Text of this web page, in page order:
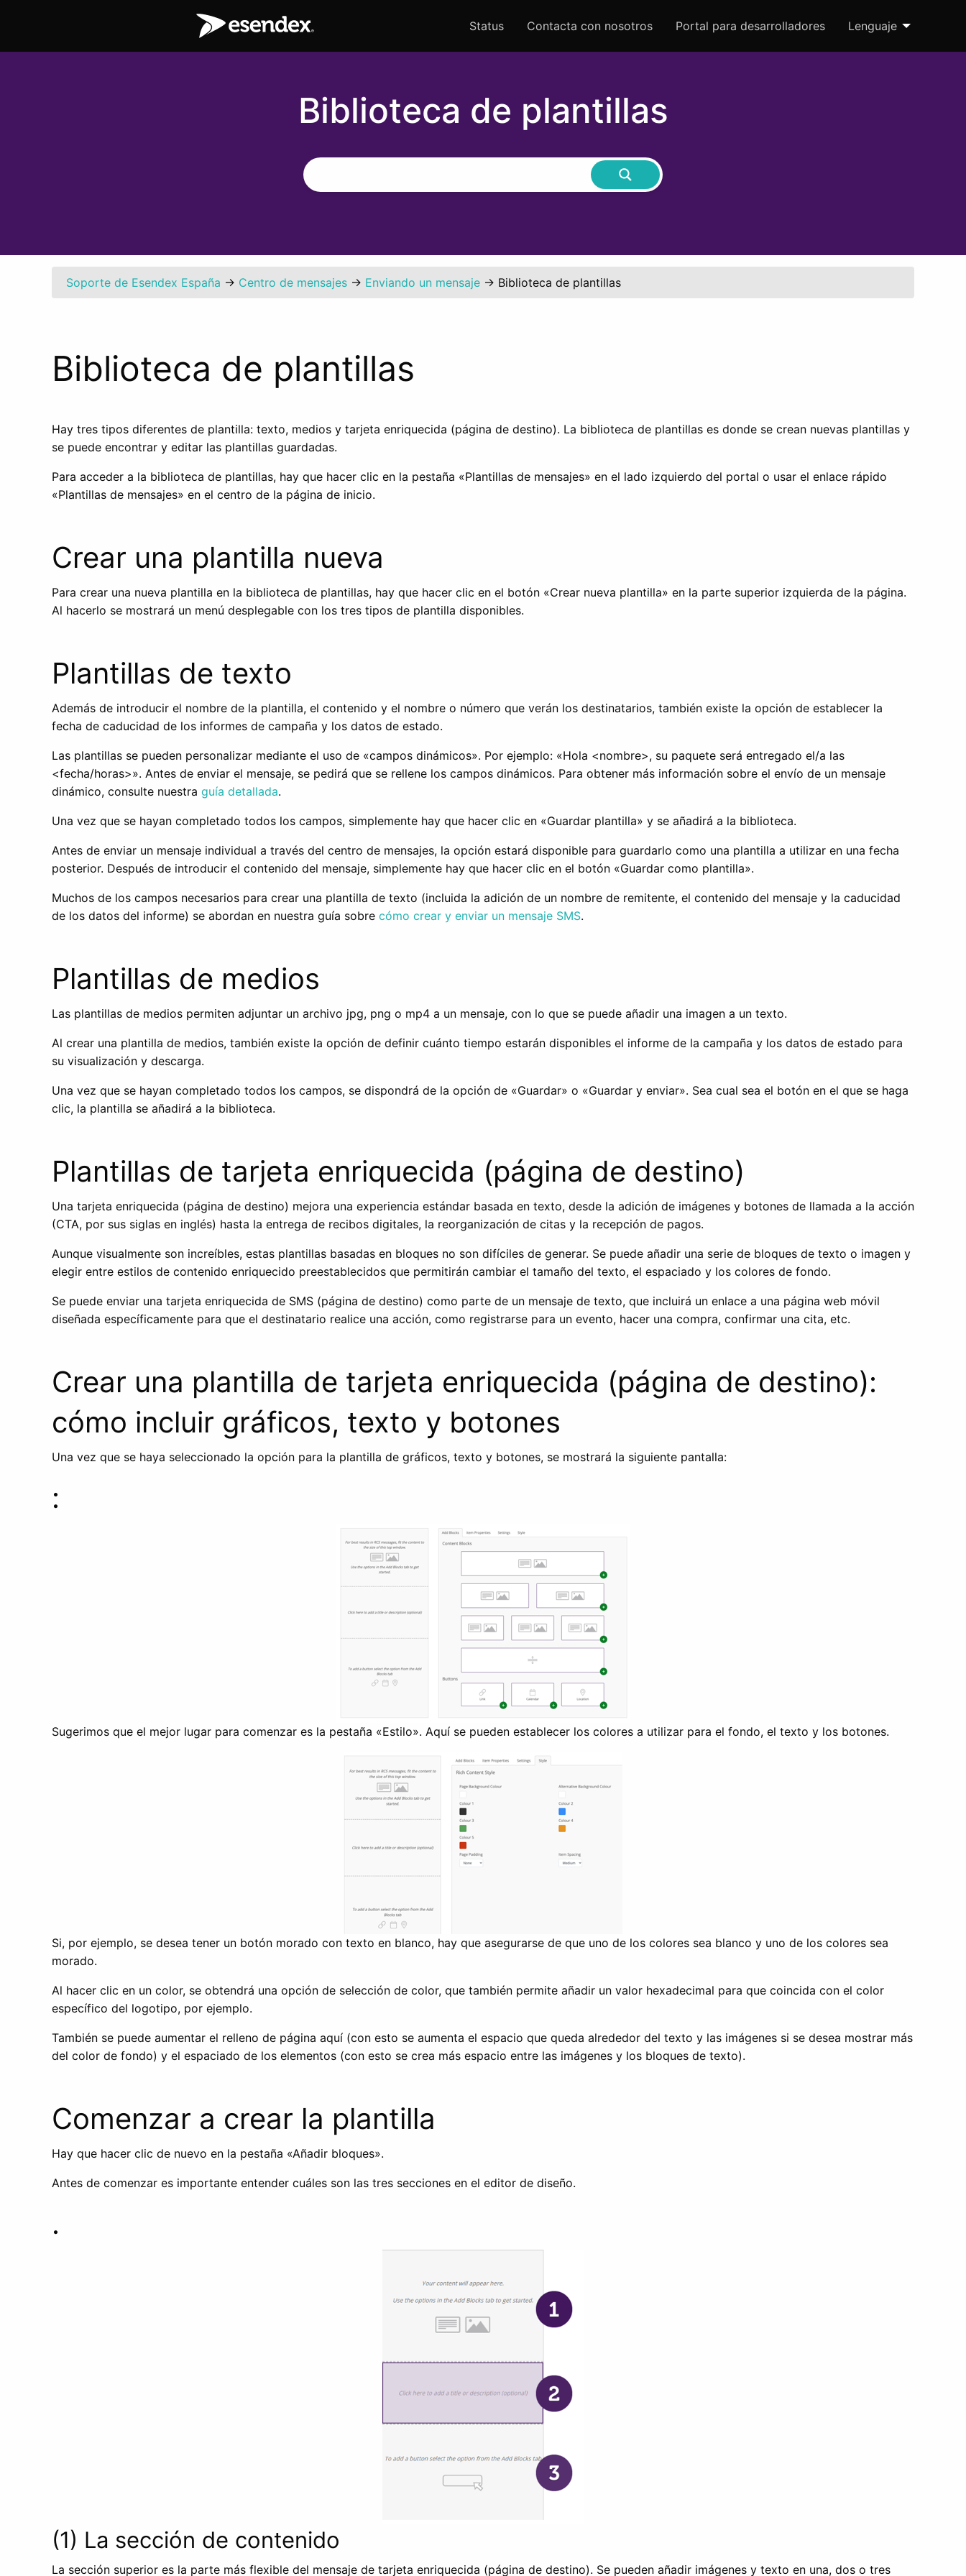
Status Contacta con nosotros Portal para desarrolladores Lenguaje
Biblioteca de plantillas
Soporte de Esendex España → Centro de mensajes → Enviando un mensaje → Biblioteca de plantillas
Biblioteca de plantillas
Hay tres tipos diferentes de plantilla: texto, medios y tarjeta enriquecida (página de destino). La biblioteca de plantillas es donde se crean nuevas plantillas y
se puede encontrar y editar las plantillas guardadas.
Para acceder a la biblioteca de plantillas, hay que hacer clic en la pestaña «Plantillas de mensajes» en el lado izquierdo del portal o usar el enlace rápido
«Plantillas de mensajes» en el centro de la página de inicio.
Crear una plantilla nueva
Para crear una nueva plantilla en la biblioteca de plantillas, hay que hacer clic en el botón «Crear nueva plantilla» en la parte superior izquierda de la página.
Al hacerlo se mostrará un menú desplegable con los tres tipos de plantilla disponibles.
Plantillas de texto
Además de introducir el nombre de la plantilla, el contenido y el nombre o número que verán los destinatarios, también existe la opción de establecer la
fecha de caducidad de los informes de campaña y los datos de estado.
Las plantillas se pueden personalizar mediante el uso de «campos dinámicos». Por ejemplo: «Hola <nombre>, su paquete será entregado el/a las
<fecha/horas>». Antes de enviar el mensaje, se pedirá que se rellene los campos dinámicos. Para obtener más información sobre el envío de un mensaje
dinámico, consulte nuestra guía detallada.
Una vez que se hayan completado todos los campos, simplemente hay que hacer clic en «Guardar plantilla» y se añadirá a la biblioteca.
Antes de enviar un mensaje individual a través del centro de mensajes, la opción estará disponible para guardarlo como una plantilla a utilizar en una fecha
posterior. Después de introducir el contenido del mensaje, simplemente hay que hacer clic en el botón «Guardar como plantilla».
Muchos de los campos necesarios para crear una plantilla de texto (incluida la adición de un nombre de remitente, el contenido del mensaje y la caducidad
de los datos del informe) se abordan en nuestra guía sobre cómo crear y enviar un mensaje SMS.
Plantillas de medios
Las plantillas de medios permiten adjuntar un archivo jpg, png o mp4 a un mensaje, con lo que se puede añadir una imagen a un texto.
Al crear una plantilla de medios, también existe la opción de definir cuánto tiempo estarán disponibles el informe de la campaña y los datos de estado para
su visualización y descarga.
Una vez que se hayan completado todos los campos, se dispondrá de la opción de «Guardar» o «Guardar y enviar». Sea cual sea el botón en el que se haga
clic, la plantilla se añadirá a la biblioteca.
Plantillas de tarjeta enriquecida (página de destino)
Una tarjeta enriquecida (página de destino) mejora una experiencia estándar basada en texto, desde la adición de imágenes y botones de llamada a la acción
(CTA, por sus siglas en inglés) hasta la entrega de recibos digitales, la reorganización de citas y la recepción de pagos.
Aunque visualmente son increíbles, estas plantillas basadas en bloques no son difíciles de generar. Se puede añadir una serie de bloques de texto o imagen y
elegir entre estilos de contenido enriquecido preestablecidos que permitirán cambiar el tamaño del texto, el espaciado y los colores de fondo.
Se puede enviar una tarjeta enriquecida de SMS (página de destino) como parte de un mensaje de texto, que incluirá un enlace a una página web móvil
diseñada específicamente para que el destinatario realice una acción, como registrarse para un evento, hacer una compra, confirmar una cita, etc.
Crear una plantilla de tarjeta enriquecida (página de destino):
cómo incluir gráficos, texto y botones
Una vez que se haya seleccionado la opción para la plantilla de gráficos, texto y botones, se mostrará la siguiente pantalla:
:
Sugerimos que el mejor lugar para comenzar es la pestaña «Estilo». Aquí se pueden establecer los colores a utilizar para el fondo, el texto y los botones.
Si, por ejemplo, se desea tener un botón morado con texto en blanco, hay que asegurarse de que uno de los colores sea blanco y uno de los colores sea
morado.
Al hacer clic en un color, se obtendrá una opción de selección de color, que también permite añadir un valor hexadecimal para que coincida con el color
específico del logotipo, por ejemplo.
También se puede aumentar el relleno de página aquí (con esto se aumenta el espacio que queda alrededor del texto y las imágenes si se desea mostrar más
del color de fondo) y el espaciado de los elementos (con esto se crea más espacio entre las imágenes y los bloques de texto).
Comenzar a crear la plantilla
Hay que hacer clic de nuevo en la pestaña «Añadir bloques».
Antes de comenzar es importante entender cuáles son las tres secciones en el editor de diseño.
.
(1) La sección de contenido
La sección superior es la parte más flexible del mensaje de tarjeta enriquecida (página de destino). Se pueden añadir imágenes y texto en una, dos o tres